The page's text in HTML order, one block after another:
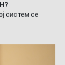
систем се